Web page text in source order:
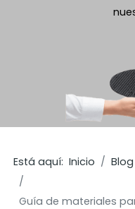
Está aquí:Inicio
Guía de materiales